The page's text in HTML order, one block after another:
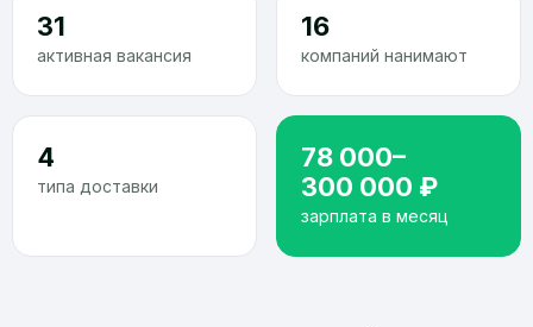
31
активная вакансия
16
компаний нанимают
4
типа доставки
78 000–
300 000 ₽
зарплата в месяц